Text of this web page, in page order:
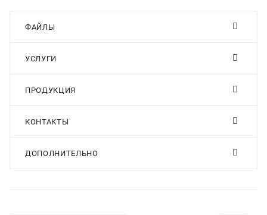
ФАЙЛЫ
УСЛУГИ
ПРОДУКЦИЯ
КОНТАКТЫ
ДОПОЛНИТЕЛЬНО